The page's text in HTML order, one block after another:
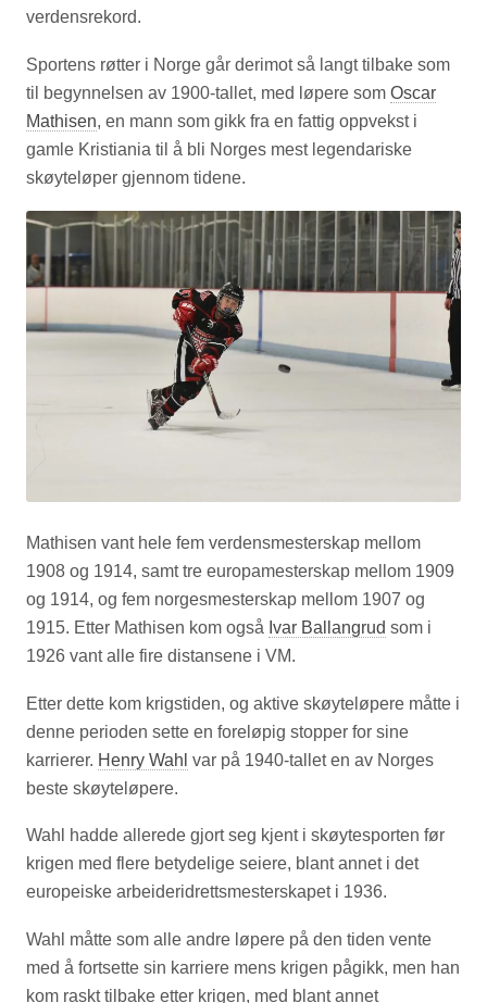
verdensrekord.
Sportens røtter i Norge går derimot så langt tilbake som
til begynnelsen av 1900-tallet, med løpere som Oscar
Mathisen, en mann som gikk fra en fattig oppvekst i
gamle Kristiania til å bli Norges mest legendariske
skøyteløper gjennom tidene.
Mathisen vant hele fem verdensmesterskap mellom
1908 og 1914, samt tre europamesterskap mellom 1909
og 1914, og fem norgesmesterskap mellom 1907 og
1915. Etter Mathisen kom også Ivar Ballangrud som i
1926 vant alle fire distansene i VM.
Etter dette kom krigstiden, og aktive skøyteløpere måtte i
denne perioden sette en foreløpig stopper for sine
karrierer. Henry Wahl var på 1940-tallet en av Norges
beste skøyteløpere.
Wahl hadde allerede gjort seg kjent i skøytesporten før
krigen med flere betydelige seiere, blant annet i det
europeiske arbeideridrettsmesterskapet i 1936.
Wahl måtte som alle andre løpere på den tiden vente
med å fortsette sin karriere mens krigen pågikk, men han
kom raskt tilbake etter krigen, med blant annet